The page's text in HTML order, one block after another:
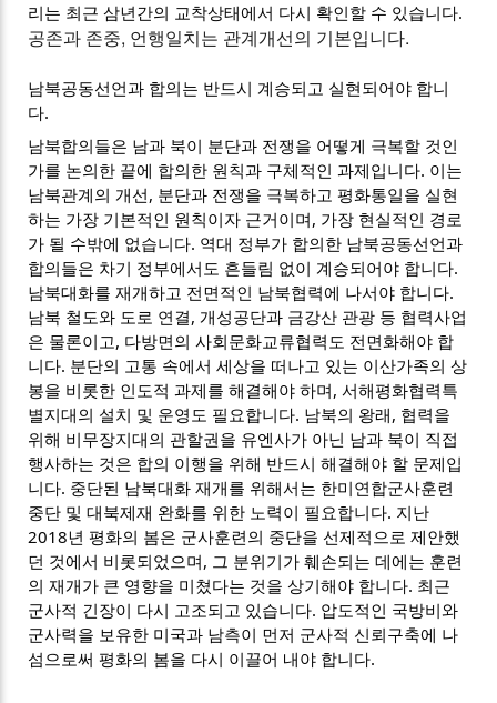
리는 최근 삼년간의 교착상태에서 다시 확인할 수 있습니다.
공존과 존중, 언행일치는 관계개선의 기본입니다.
남북공동선언과 합의는 반드시 계승되고 실현되어야 합니
다.
남북합의들은 남과 북이 분단과 전쟁을 어떻게 극복할 것인
가를 논의한 끝에 합의한 원칙과 구체적인 과제입니다. 이는
남북관계의 개선, 분단과 전쟁을 극복하고 평화통일을 실현
하는 가장 기본적인 원칙이자 근거이며, 가장 현실적인 경로
가 될 수밖에 없습니다. 역대 정부가 합의한 남북공동선언과
합의들은 차기 정부에서도 흔들림 없이 계승되어야 합니다.
남북대화를 재개하고 전면적인 남북협력에 나서야 합니다.
남북 철도와 도로 연결, 개성공단과 금강산 관광 등 협력사업
은 물론이고, 다방면의 사회문화교류협력도 전면화해야 합
니다. 분단의 고통 속에서 세상을 떠나고 있는 이산가족의 상
봉을 비롯한 인도적 과제를 해결해야 하며, 서해평화협력특
별지대의 설치 및 운영도 필요합니다. 남북의 왕래, 협력을
위해 비무장지대의 관할권을 유엔사가 아닌 남과 북이 직접
행사하는 것은 합의 이행을 위해 반드시 해결해야 할 문제입
니다. 중단된 남북대화 재개를 위해서는 한미연합군사훈련
중단 및 대북제재 완화를 위한 노력이 필요합니다. 지난
2018년 평화의 봄은 군사훈련의 중단을 선제적으로 제안했
던 것에서 비롯되었으며, 그 분위기가 훼손되는 데에는 훈련
의 재개가 큰 영향을 미쳤다는 것을 상기해야 합니다. 최근
군사적 긴장이 다시 고조되고 있습니다. 압도적인 국방비와
군사력을 보유한 미국과 남측이 먼저 군사적 신뢰구축에 나
섬으로써 평화의 봄을 다시 이끌어 내야 합니다.